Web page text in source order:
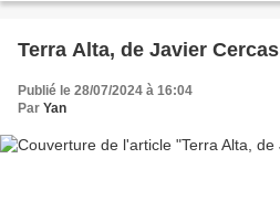
Terra Alta, de Javier Cercas
Publié le 28/07/2024 à 16:04
Par Yan